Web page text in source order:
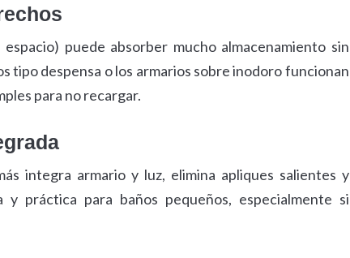
puede absorber mucho almacenamiento sin
tipo despensa o los armarios sobre inodoro funcionan
para no recargar.
integra armario y luz, elimina apliques salientes y
práctica para baños pequeños, especialmente si